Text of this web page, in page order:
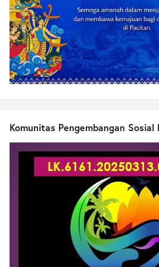
Komunitas Pengembangan Sosial